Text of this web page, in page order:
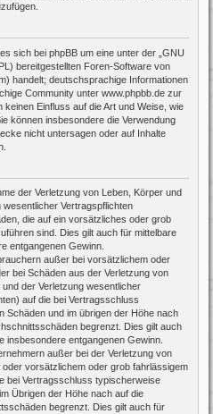
sich bei phpBB um eine unter der „ GNU
bereitgestellten Foren-Software von
handelt; deutschsprachige Informationen
Community unter www.phpbb.de zur
keinen Einfluss auf die Art und Weise, wie
können insbesondere die Verwendung
nicht untersagen oder auf Inhalte
der Verletzung von Leben, Körper und
Vertragspflichten
die auf ein vorsätzliches oder grob
sind. Dies gilt auch für mittelbare
entgangenen Gewinn.
außer bei vorsätzlichem oder
bei Schäden aus der Verletzung von
der Verletzung wesentlicher
auf die bei Vertragsschluss
Schäden und im übrigen der Höhe nach
begrenzt. Dies gilt auch
insbesondere entgangenen Gewinn.
außer bei der Verletzung von
vorsätzlichem oder grob fahrlässigem
bei Vertragsschluss typischerweise
Übrigen der Höhe nach auf die
begrenzt. Dies gilt auch für